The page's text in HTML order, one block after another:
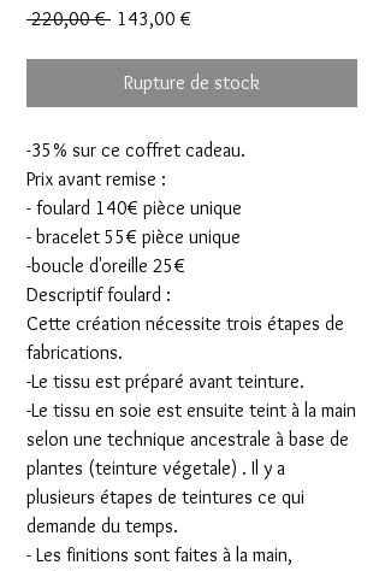
220,00 € Prix
143,00 €
Rupture de stock
-35% sur ce coffret cadeau.
Prix avant remise :
- foulard 140€ pièce unique
- bracelet 55€ pièce unique
-boucle d'oreille 25€
Descriptif foulard :
Cette création nécessite trois étapes de
fabrications.
-Le tissu est préparé avant teinture.
-Le tissu en soie est ensuite teint à la main
selon une technique ancestrale à base de
plantes (teinture végetale) . Il y a
plusieurs étapes de teintures ce qui
demande du temps.
- Les finitions sont faites à la main,